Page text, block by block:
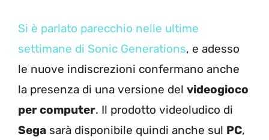
Si è parlato parecchio nelle ultime
settimane di Sonic Generations, e adesso
le nuove indiscrezioni confermano anche
la presenza di una versione del videogioco
per computer. Il prodotto videoludico di
Sega sarà disponibile quindi anche sul PC,